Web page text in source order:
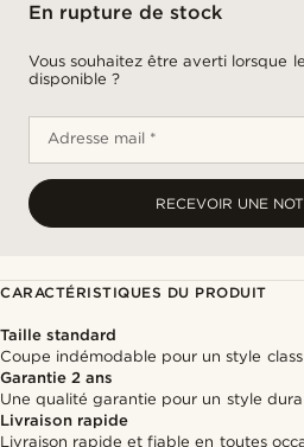
En rupture de stock
Vous souhaitez être averti lorsque
disponible ?
Adresse mail *
RECEVOIR UNE
CARACTÉRISTIQUES DU PRODUIT
Taille standard
Coupe indémodable pour un style
Garantie 2 ans
Une qualité garantie pour un style
Livraison rapide
Livraison rapide et fiable en toutes